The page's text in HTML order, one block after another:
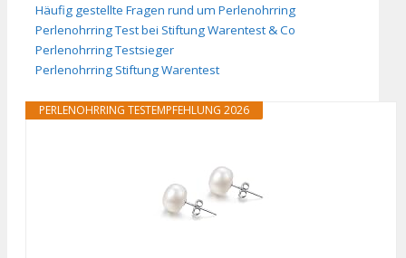
Häufig gestellte Fragen rund um Perlenohrring
Perlenohrring Test bei Stiftung Warentest & Co
Perlenohrring Testsieger
Perlenohrring Stiftung Warentest
PERLENOHRRING TESTEMPFEHLUNG 2026